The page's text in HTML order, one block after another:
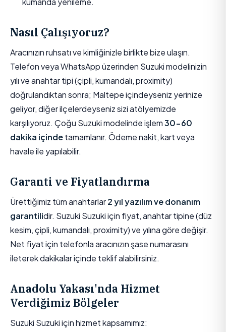
Nasıl Çalışıyoruz?
Aracınızın ruhsatı ve kimliğinizle birlikte bize ulaşın.
Telefon veya WhatsApp üzerinden Suzuki modelinizin
yılı ve anahtar tipi (çipli, kumandalı, proximity)
doğrulandıktan sonra; Maltepe içindeyseniz yerinize
geliyor, diğer ilçelerdeyseniz sizi atölyemizde
karşılıyoruz. Çoğu Suzuki modelinde işlem30-60
dakika içindetamamlanır. Ödeme nakit, kart veya
havale ile yapılabilir.
Garanti ve Fiyatlandırma
Ürettiğimiz tüm anahtarlar2 yıl yazılım ve donanım
garantilidir. Suzuki Suzuki için fiyat, anahtar tipine (düz
kesim, çipli, kumandalı, proximity) ve yılına göre değişir.
Net fiyat için telefonla aracınızın şase numarasını
ileterek dakikalar içinde teklif alabilirsiniz.
Anadolu Yakası'nda Hizmet
Verdiğimiz Bölgeler
Suzuki Suzuki için hizmet kapsamımız: